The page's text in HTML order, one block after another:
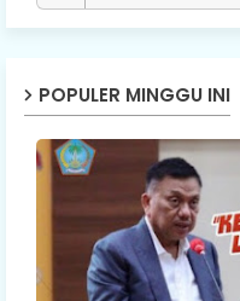
POPULER MINGGU INI